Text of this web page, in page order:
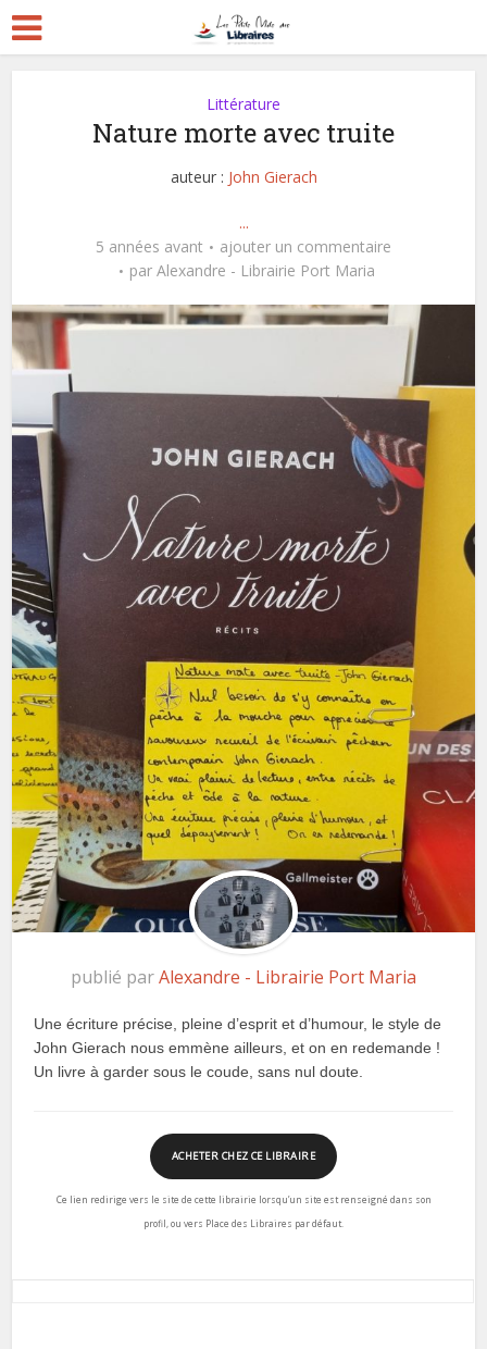
Littérature
Nature morte avec truite
auteur : John Gierach
...
5 années avant
ajouter un commentaire
par Alexandre - Librairie Port Maria
publié parAlexandre - Librairie Port Maria
Une écriture précise, pleine d’esprit et d’humour, le style de
John Gierach nous emmène ailleurs, et on en redemande !
Un livre à garder sous le coude, sans nul doute.
ACHETER CHEZ CE LIBRAIRE
Ce lien redirige vers le site de cette librairie lorsqu’un site est renseigné dans son
profil, ou vers Place des Libraires par défaut.